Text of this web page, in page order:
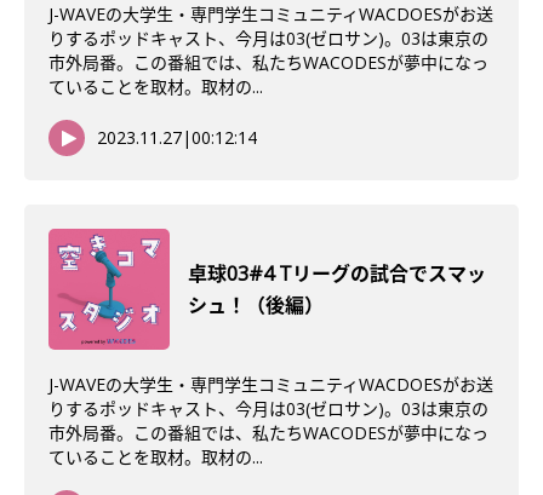
J-WAVEの大学生・専門学生コミュニティWACDOESがお送
りするポッドキャスト、今月は03(ゼロサン)。03は東京の
市外局番。この番組では、私たちWACODESが夢中になっ
ていることを取材。取材の...
2023.11.27|00:12:14
卓球03#4 Tリーグの試合でスマッ
シュ！（後編）
J-WAVEの大学生・専門学生コミュニティWACDOESがお送
りするポッドキャスト、今月は03(ゼロサン)。03は東京の
市外局番。この番組では、私たちWACODESが夢中になっ
ていることを取材。取材の...